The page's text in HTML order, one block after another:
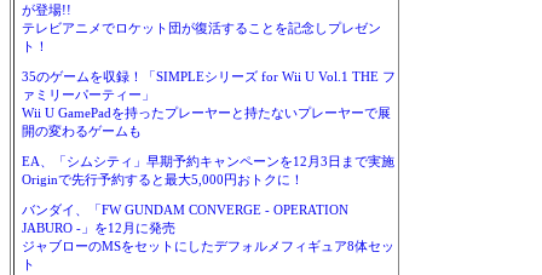
が登場!!
テレビアニメでロケット団が復活することを記念しプレゼン
ト！
35のゲームを収録！「SIMPLEシリーズ for Wii U Vol.1 THE フ
ァミリーパーティー」
Wii U GamePadを持ったプレーヤーと持たないプレーヤーで展
開の変わるゲームも
EA、「シムシティ」早期予約キャンペーンを12月3日まで実施
Originで先行予約すると最大5,000円おトクに！
バンダイ、「FW GUNDAM CONVERGE - OPERATION
JABURO -」を12月に発売
ジャブローのMSをセットにしたデフォルメフィギュア8体セッ
ト